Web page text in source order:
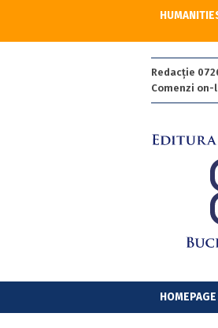
Redacție
Comenzi on-
HOMEPAGE